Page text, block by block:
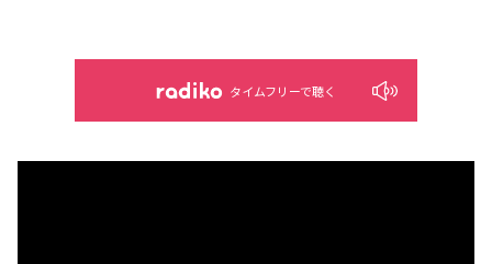
タイムフリーで聴く